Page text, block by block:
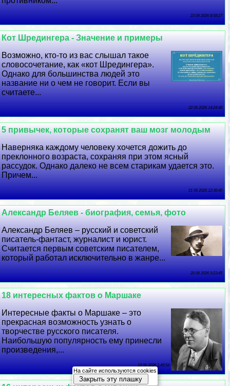
23 06 2026 8:58:27
Кот Шредингера - Значение и примеры
Возможно, кто-то из вас слышал такое
словосочетание, как «кот Шредингера».
Однако для большинства людей это
название ни о чем не говорит. Если вы
считаете...
22 06 2026 14:24:48
5 привычек, которые сохранят ваш мозг молодым
Наверняка каждому человеку хочется дожить до
преклонного возраста, сохраняя при этом ясный
рассудок. Однако далеко не всем старикам удается это.
Причем...
21 06 2026 12:36:40
Александр Беляев - биография, семья, фото
Александр Беляев – русский и советский
писатель-фантаст, журналист и юрист.
Считается первым советским писателем,
который работал исключительно в жанре...
20 06 2026 9:23:45
18 интересных фактов о Маршаке
Интересные факты о Маршаке – это
прекрасная возможность узнать о
творчестве русского писателя.
Наибольшую популярность ему принесли
произведения,...
19 06 2026 1:49:54
На сайте используются cookies
Закрыть эту плашку